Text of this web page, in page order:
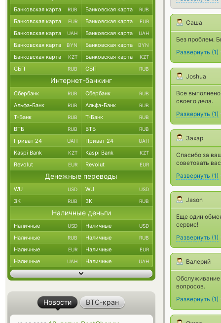
Саша
Без проблем.
Развернуть (1)
Joshua
Все
своего дела.
Развернуть (1)
Захар
Спасибо за
советовать
Развернуть (1)
Jason
Еще один
сервис!
Развернуть (1)
Валерий
Обслуживание
вопросов.
Развернуть (1)
Банковская карта RUB Банковская карта RUB
Банковская карта EUR Банковская карта EUR
Банковская карта UAH Банковская карта UAH
Банковская карта BYN Банковская карта BYN
Банковская карта KZT Банковская карта KZT
СБП RUB СБП RUB
Интернет-банкинг
Сбербанк RUB Сбербанк RUB
Альфа-Банк RUB Альфа-Банк RUB
Т-Банк RUB Т-Банк RUB
ВТБ RUB ВТБ RUB
Приват 24 UAH Приват 24 UAH
Kaspi Bank KZT Kaspi Bank KZT
Revolut EUR Revolut EUR
Денежные переводы
WU USD WU USD
ЗК RUB ЗК RUB
Наличные деньги
Наличные USD Наличные USD
Наличные RUB Наличные RUB
Наличные EUR Наличные EUR
Наличные UAH Наличные UAH
Новости BTC-кран